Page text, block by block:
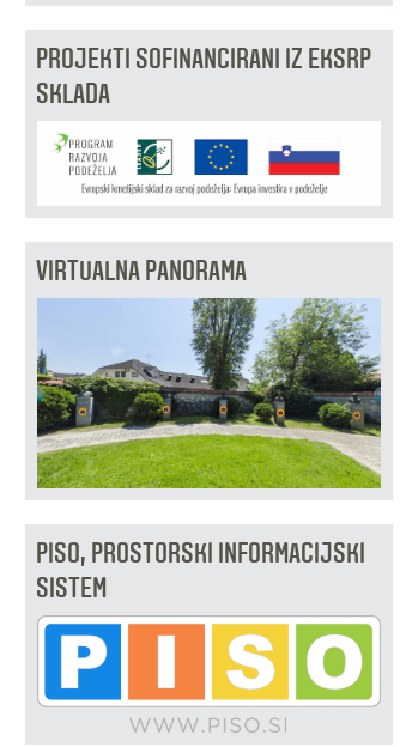
PROJEKTI SOFINANCIRANI IZ EKSRP
SKLADA
VIRTUALNA PANORAMA
PISO, PROSTORSKI INFORMACIJSKI
SISTEM